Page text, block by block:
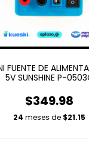
FUENTE DE
5V SUNSHINE P-
$349.98
24 meses de $21.15